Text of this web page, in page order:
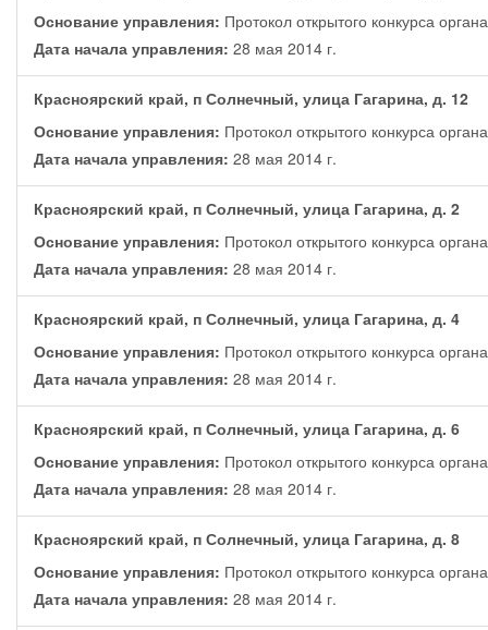
Основание управления: Протокол открытого конкурса
Дата начала управления: 28 мая 2014 г.
Красноярский край, п Солнечный, улица Гагарина, д. 12
Основание управления: Протокол открытого конкурса
Дата начала управления: 28 мая 2014 г.
Красноярский край, п Солнечный, улица Гагарина, д. 2
Основание управления: Протокол открытого конкурса
Дата начала управления: 28 мая 2014 г.
Красноярский край, п Солнечный, улица Гагарина, д. 4
Основание управления: Протокол открытого конкурса
Дата начала управления: 28 мая 2014 г.
Красноярский край, п Солнечный, улица Гагарина, д. 6
Основание управления: Протокол открытого конкурса
Дата начала управления: 28 мая 2014 г.
Красноярский край, п Солнечный, улица Гагарина, д. 8
Основание управления: Протокол открытого конкурса
Дата начала управления: 28 мая 2014 г.